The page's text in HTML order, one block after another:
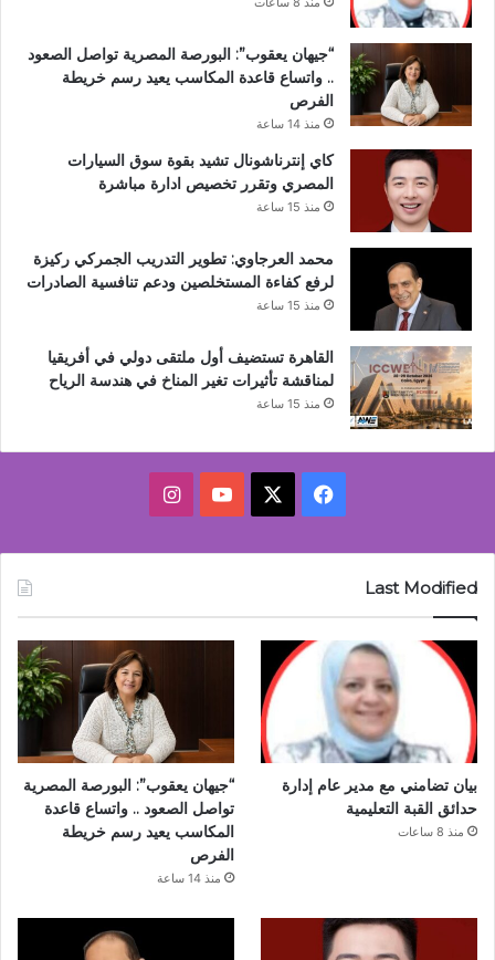
“جيهان يعقوب”: البورصة المصرية تواصل الصعود
.. واتساع قاعدة المكاسب يعيد رسم خريطة
الفرص
منذ 14 ساعة
كاي إنترناشونال تشيد بقوة سوق السيارات
المصري وتقرر تخصيص ادارة مباشرة
منذ 15 ساعة
محمد العرجاوي: تطوير التدريب الجمركي ركيزة
لرفع كفاءة المستخلصين ودعم تنافسية الصادرات
منذ 15 ساعة
القاهرة تستضيف أول ملتقى دولي في أفريقيا
لمناقشة تأثيرات تغير المناخ في هندسة الرياح
منذ 15 ساعة
فيسبوك ‫YouTubeانستقرام
Last Modified
بيان تضامني مع مدير عام إدارة
حدائق القبة التعليمية
منذ 8 ساعات
“جيهان يعقوب”: البورصة المصرية
تواصل الصعود .. واتساع قاعدة
المكاسب يعيد رسم خريطة
الفرص
منذ 14 ساعة